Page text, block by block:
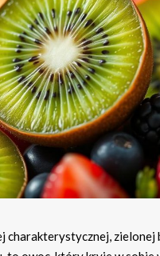
charakterystycznej, zielonej